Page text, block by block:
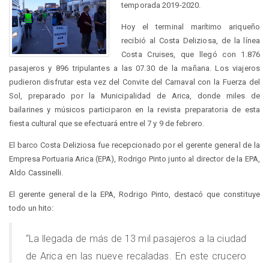
temporada 2019-2020.
Hoy el terminal marítimo ariqueño
recibió al Costa Deliziosa, de la línea
Costa Cruises, que llegó con 1.876
pasajeros y 896 tripulantes a las 07.30 de la mañana. Los viajeros
pudieron disfrutar esta vez del Convite del Carnaval con la Fuerza del
Sol, preparado por la Municipalidad de Arica, donde miles de
bailarines y músicos participaron en la revista preparatoria de esta
fiesta cultural que se efectuará entre el 7 y 9 de febrero.
El barco Costa Deliziosa fue recepcionado por el gerente general de la
Empresa Portuaria Arica (EPA), Rodrigo Pinto junto al director de la EPA,
Aldo Cassinelli.
El gerente general de la EPA, Rodrigo Pinto, destacó que constituye
todo un hito:
“La llegada de más de 13 mil pasajeros a la ciudad
de Arica en las nueve recaladas. En este crucero